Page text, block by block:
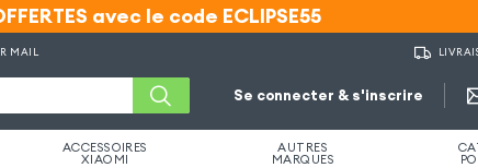
avec le code ECLIPSE55
avec le code ECLIPSE55
MAIL
Se connecter & s'inscrire
ACCESSOIRES
XIAOMI
AUTRES
MARQUES